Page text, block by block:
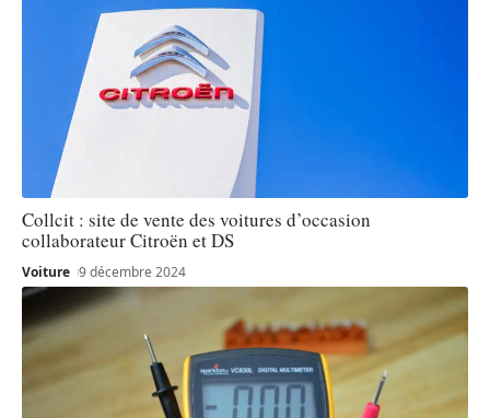
Collcit : site de vente des voitures d’occasion
collaborateur Citroën et DS
Voiture 9 décembre 2024